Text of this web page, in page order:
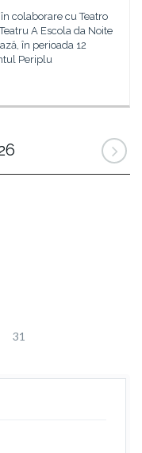
colaborare cu Teatro
A Escola da Noite
în perioada 12
Periplu
31